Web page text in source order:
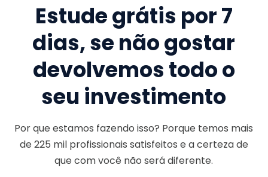
Estude grátis por 7
dias, se não gostar
devolvemos todo o
seu investimento
Por que estamos fazendo isso? Porque temos mais
de225 milprofissionais satisfeitos e a certeza de
que com você não será diferente.